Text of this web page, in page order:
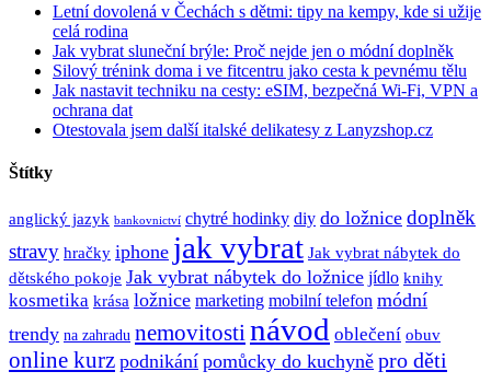
Letní dovolená v Čechách s dětmi: tipy na kempy, kde si užije
celá rodina
Jak vybrat sluneční brýle: Proč nejde jen o módní doplněk
Silový trénink doma i ve fitcentru jako cesta k pevnému tělu
Jak nastavit techniku na cesty: eSIM, bezpečná Wi-Fi, VPN a
ochrana dat
Otestovala jsem další italské delikatesy z Lanyzshop.cz
Štítky
anglický jazyk bankovnictví chytré hodinky diy do ložnice doplněk
stravy hračky iphone jak vybrat Jak vybrat nábytek do
dětského pokoje Jak vybrat nábytek do ložnice jídlo knihy
kosmetika krása ložnice marketing mobilní telefon módní
trendy na zahradu nemovitostinávod oblečení obuv
online kurz podnikání pomůcky do kuchyně pro děti